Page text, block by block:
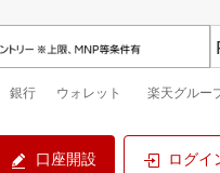
口座開設 ログイ
銀行 ウォレット 楽天グルー